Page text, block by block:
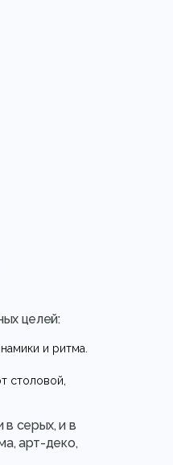
целей:
и ритма.
столовой,
в серых, и в
арт-деко,